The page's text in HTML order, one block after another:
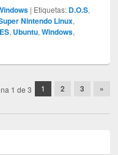
| Etiquetas: D.O.S,
Nintendo Linux,
, Ubuntu,Windows,
1 de 3 1 2 3 »